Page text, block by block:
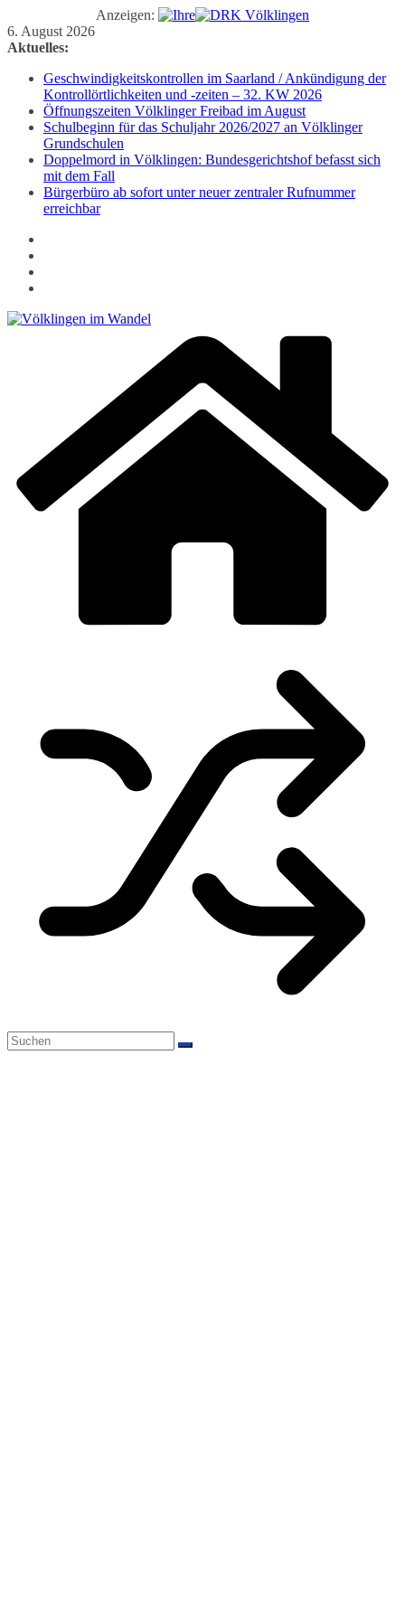
Anzeigen:
Zum
Inhalt
6. August 2026
Aktuelles:
Geschwindigkeitskontrollen im Saarland / Ankündigung der
Kontrollörtlichkeiten und -zeiten – 32. KW 2026
Öffnungszeiten Völklinger Freibad im August
Schulbeginn für das Schuljahr 2026/2027 an Völklinger
Grundschulen
Doppelmord in Völklingen: Bundesgerichtshof befasst sich
mit dem Fall
Bürgerbüro ab sofort unter neuer zentraler Rufnummer
erreichbar